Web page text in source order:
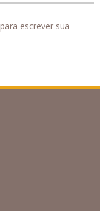
para escrever sua